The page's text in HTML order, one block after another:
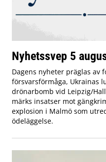
Nyhetssvep 5
Dagens nyheter präglas av
försvarsförmåga, Ukrainas
drönarbomb vid Leipzig/
märks insatser mot
explosion i Malmö som
ödeläggelse.